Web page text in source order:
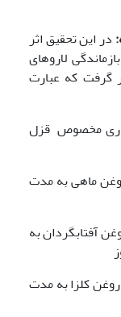
در این تحقیق اثر
لاروهای
گرفت که عبارت
مخصوص قزل
ماهی به مدت
آفتابگردان به
روغن کلزا به مدت